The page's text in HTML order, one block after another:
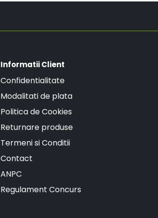
Informatii Client
Confidentialitate
Modalitati de plata
Politica de Cookies
Returnare produse
Termeni si Conditii
Contact
ANPC
Regulament Concurs